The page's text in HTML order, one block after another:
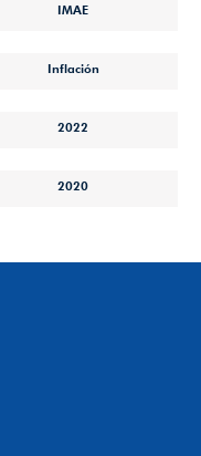
IMAE
Inflación
2022
2020